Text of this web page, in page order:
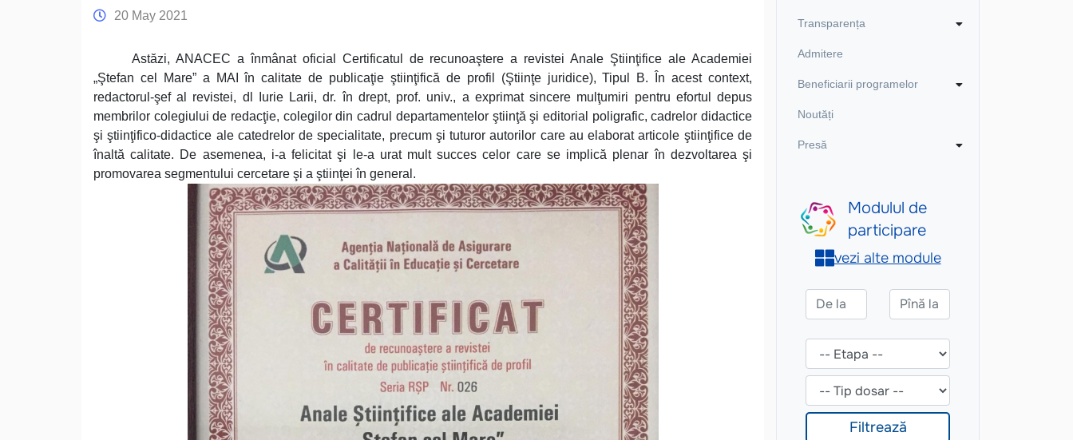
20 May 2021
Astăzi, ANACEC a înmânat oficial Certificatul de recunoaştere a revistei Anale Ştiinţifice ale Academiei
„Ştefan cel Mare” a MAI în calitate de publicaţie ştiinţifică de profil (Ştiinţe juridice), Tipul B. În acest context,
redactorul-şef al revistei, dl Iurie Larii, dr. în drept, prof. univ., a exprimat sincere mulţumiri pentru efortul depus
membrilor colegiului de redacţie, colegilor din cadrul departamentelor ştiinţă şi editorial poligrafic, cadrelor didactice
şi ştiinţifico-didactice ale catedrelor de specialitate, precum şi tuturor autorilor care au elaborat articole ştiinţifice de
înaltă calitate. De asemenea, i-a felicitat şi le-a urat mult succes celor care se implică plenar în dezvoltarea şi
promovarea segmentului cercetare şi a ştiinţei în general.
Transparența
Admitere
Beneficiarii programelor
Noutăți
Presă